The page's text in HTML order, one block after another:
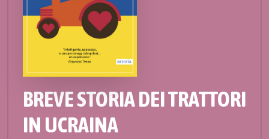
BREVE STORIA DEI TRATTORI
IN UCRAINA